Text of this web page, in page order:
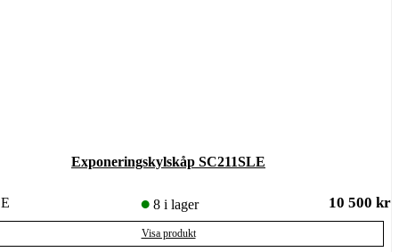
Exponeringskylskåp SC211SLE
8 i lager 10 500 kr
Visa produkt